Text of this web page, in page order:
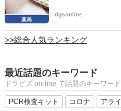
dgsonline
>>総合人気ランキング
最近話題のキーワード
ドラビズ on-line で話題のキーワード
PCR検査キット コロナ アライ